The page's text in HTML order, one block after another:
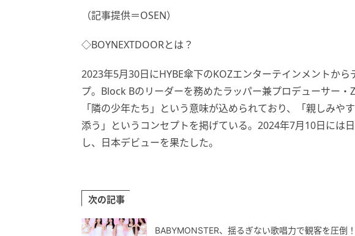
（記事提供＝OSEN）
◇BOYNEXTDOORとは？
2023年5月30日にHYBE傘下のKOZエンターテインメントか
プ。Block Bのリーダーを務めたラッパー兼プロデューサー・
「隣の少年たち」という意味が込められており、「親しみや
添う」というコンセプトを掲げている。2024年7月10日には
し、日本デビューを果たした。
次の記事
BABYMONSTER、揺るぎない歌唱力で観客を圧倒